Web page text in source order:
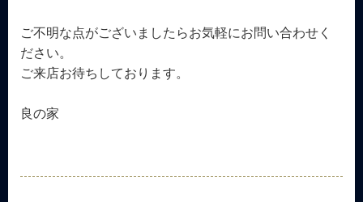
ご不明な点がございましたらお気軽にお問い合わせく
ださい。
ご来店お待ちしております。
良の家